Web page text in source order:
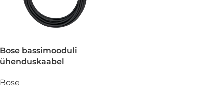
Bose bassimooduli
ühenduskaabel
Bose